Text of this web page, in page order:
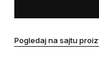
Pogledaj na sajtu